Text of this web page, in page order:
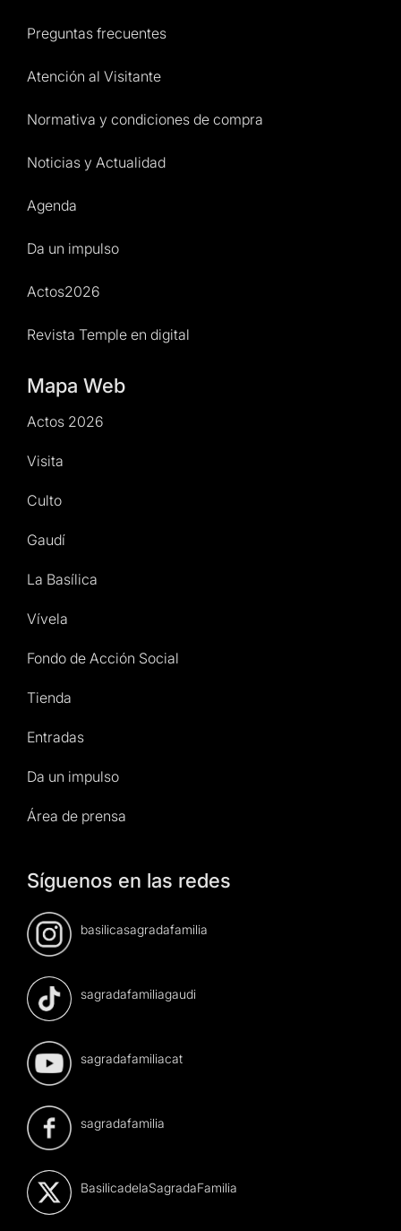
Preguntas frecuentes
Atención al Visitante
Normativa y condiciones de compra
Noticias y Actualidad
Agenda
Da un impulso
Actos2026
Revista Temple en digital
Mapa Web
Actos 2026
Visita
Culto
Gaudí
La Basílica
Vívela
Fondo de Acción Social
Tienda
Entradas
Da un impulso
Área de prensa
Síguenos en las redes
basilicasagradafamilia
sagradafamiliagaudi
sagradafamiliacat
sagradafamilia
BasilicadelaSagradaFamilia